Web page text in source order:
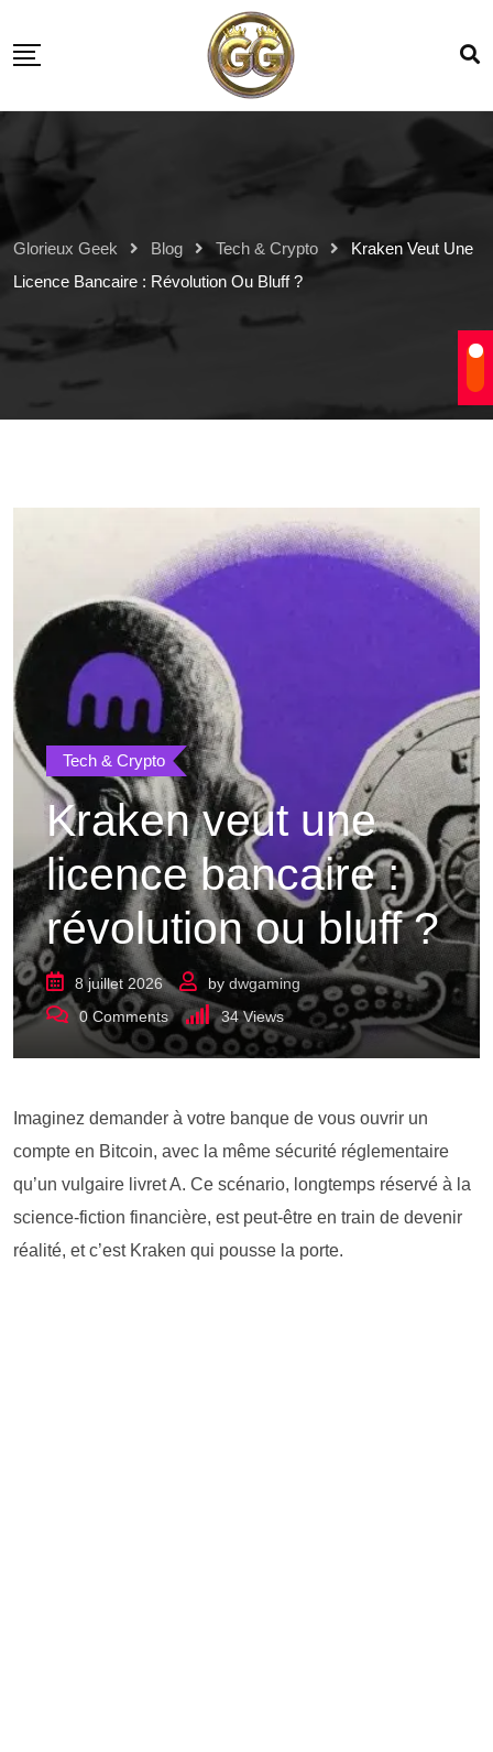
Glorieux Geek Blog Tech & Crypto
Kraken Veut Une
Licence Bancaire : Révolution Ou Bluff ?
Tech & Crypto
Kraken veut une
licence bancaire :
révolution ou bluff ?
8 juillet 2026 by dwgaming
0 Comments 34Views
Imaginez demander à votre banque de vous ouvrir un
compte en Bitcoin, avec la même sécurité réglementaire
qu’un vulgaire livret A. Ce scénario, longtemps réservé à la
science-fiction financière, est peut-être en train de devenir
réalité, et c’est Kraken qui pousse la porte.